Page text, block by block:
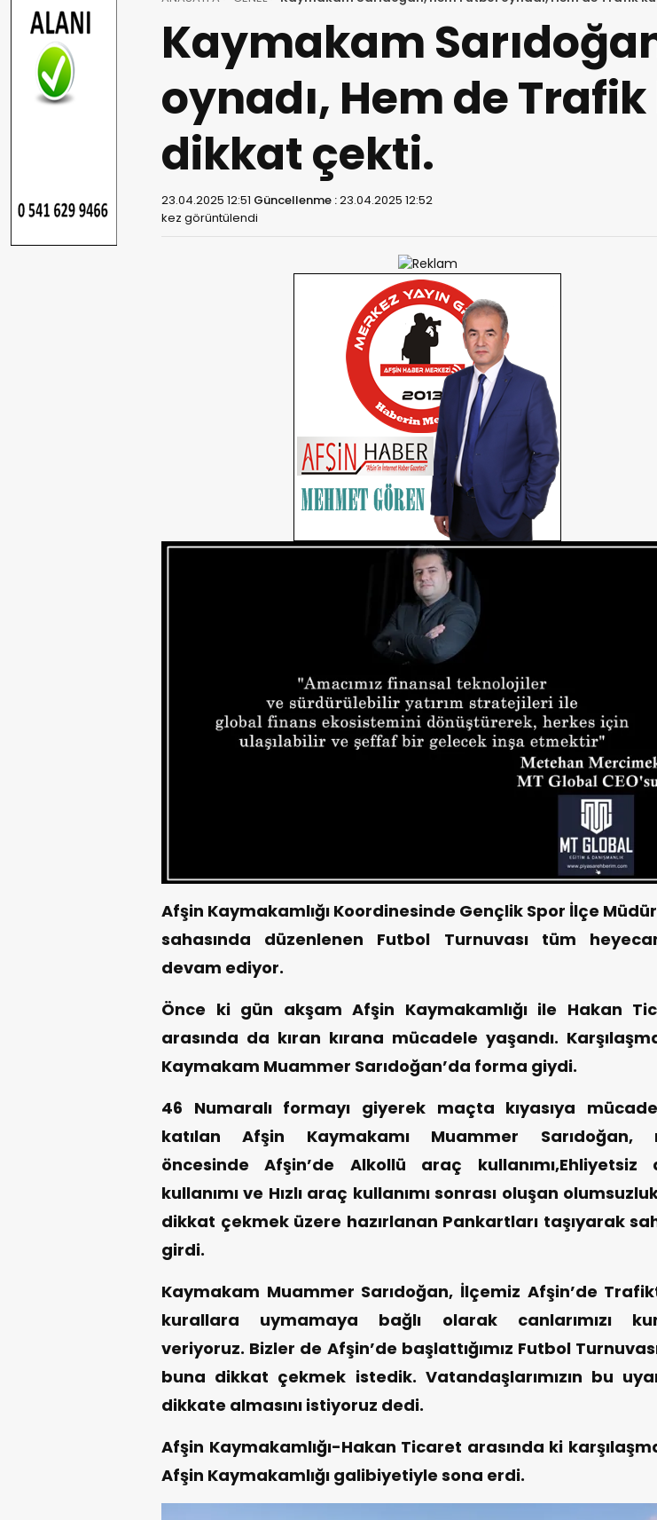
Kaymakam
oynadı, Hem de
dikkat çekti.
23.04.2025 12:51 Güncellenme :23.04.2025 12:52
kez görüntülendi
Afşin Kaymakamlığı Koordinesinde Gençlik Spor İlçe
sahasında düzenlenen Futbol Turnuvası tüm
devam ediyor.
Önce ki gün akşam Afşin Kaymakamlığı ile Hakan
arasında da kıran kırana mücadele yaşandı.
Kaymakam Muammer Sarıdoğan’da forma giydi.
46 Numaralı formayı giyerek maçta kıyasıya
katılan Afşin Kaymakamı Muammer Sarıdoğan,
öncesinde Afşin’de Alkollü araç kullanımı,Ehliyetsiz
kullanımı ve Hızlı araç kullanımı sonrası oluşan
dikkat çekmek üzere hazırlanan Pankartları taşıyarak
girdi.
Kaymakam Muammer Sarıdoğan, İlçemiz Afşin’de
kurallara uymamaya bağlı olarak canlarımızı
veriyoruz. Bizler de Afşin’de başlattığımız Futbol
buna dikkat çekmek istedik. Vatandaşlarımızın bu
dikkate almasını istiyoruz dedi.
Afşin Kaymakamlığı-Hakan Ticaret arasında ki
Afşin Kaymakamlığı galibiyetiyle sona erdi.